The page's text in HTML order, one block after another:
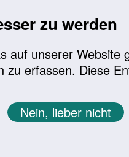
zu werden
auf unserer
zu erfassen. Diese
Nein, lieber nicht
Meldungen